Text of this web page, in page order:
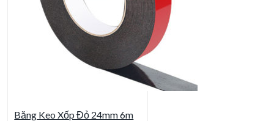
Băng Keo Xốp Đỏ 24mm 6m